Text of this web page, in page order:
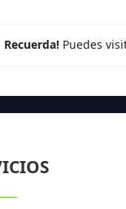
Recuerda!Puedes